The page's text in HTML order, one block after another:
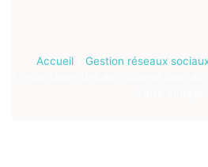
Accueil Gestion réseaux